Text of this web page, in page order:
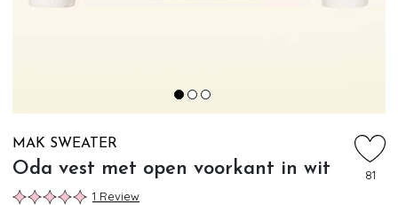
MAK SWEATER
Oda vest met open voorkant in wit
81
1 Review